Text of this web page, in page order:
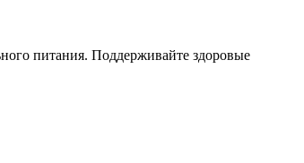
питания. Поддерживайте здоровые